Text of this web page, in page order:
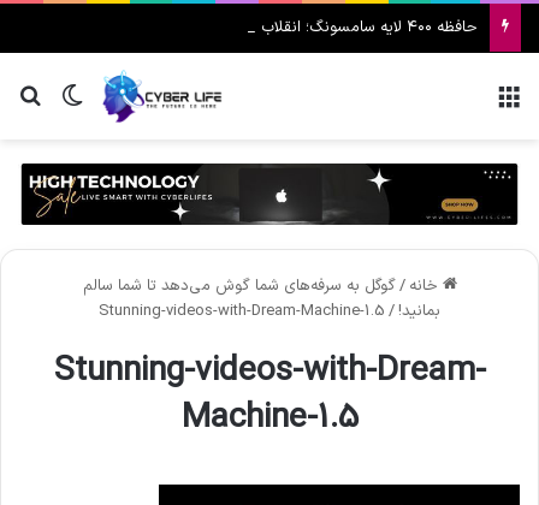
حافظه ۴۰۰ لایه سامسونگ؛ انقلاب V10 در هوش مصنوعی
تغییر
خانه /گوگل به سرفه‌های شما گوش می‌دهد تا شما سالم
بمانید!/
Stunning-videos-with-Dream-Machine-1.5
Stunning-videos-with-Dream-
Machine-1.5